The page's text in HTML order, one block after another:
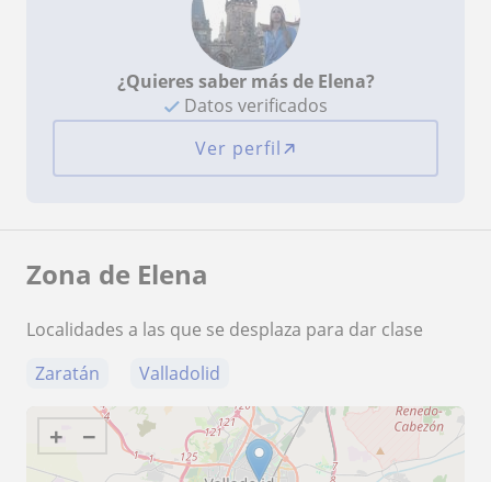
¿Quieres saber más de Elena?
Datos verificados
Ver perfil
Zona de Elena
Localidades a las que se desplaza para dar clase
Zaratán
Valladolid
+ −